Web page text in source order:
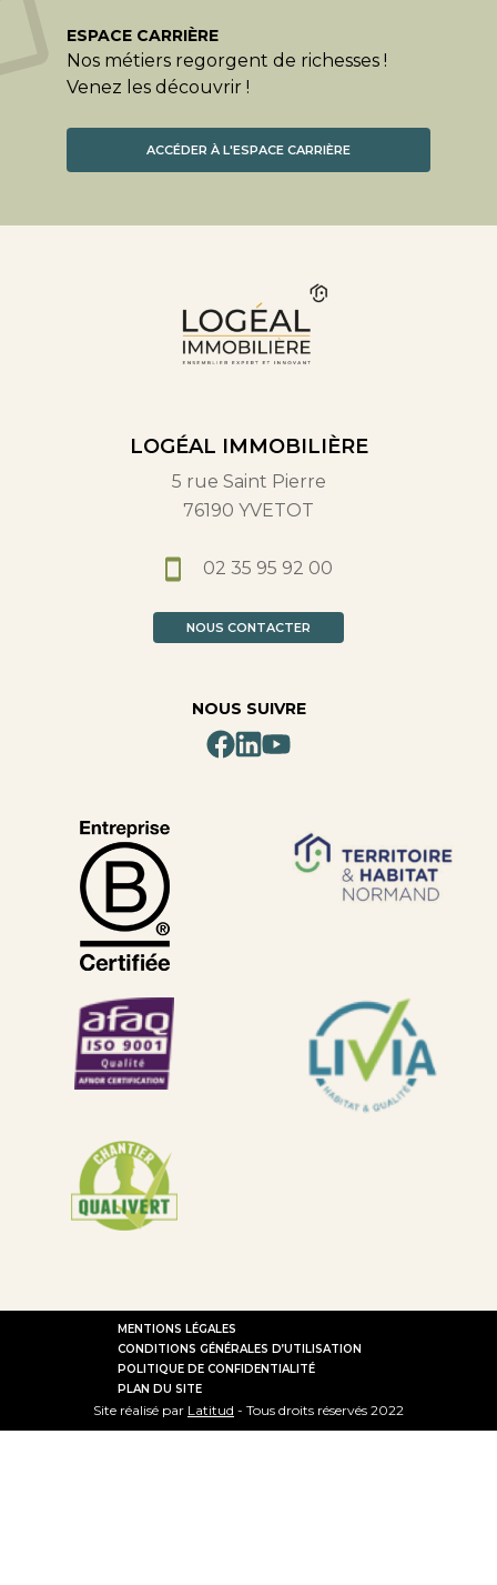
ESPACE CARRIÈRE
Nos métiers regorgent de richesses !
Venez les découvrir !
ACCÉDER À L'ESPACE CARRIÈRE
LOGÉAL IMMOBILIÈRE
5 rue Saint Pierre
76190 YVETOT
02 35 95 92 00
NOUS CONTACTER
NOUS SUIVRE
MENTIONS LÉGALES
CONDITIONS GÉNÉRALES D’UTILISATION
POLITIQUE DE CONFIDENTIALITÉ
PLAN DU SITE
Site réalisé par Latitud - Tous droits réservés 2022